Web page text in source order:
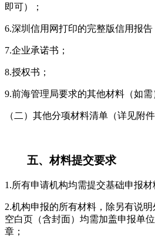
即可）；
6.深圳信用网打印的完整版信用报告
7.企业承诺书；
8.授权书；
9.前海管理局要求的其他材料（如需
（二）其他分项材料清单（详见附件
五、材料提交要求
1.所有申请机构均需提交基础申报材
2.机构申报的所有材料，除另有说
空白页（含封面）均需加盖申报单
章；